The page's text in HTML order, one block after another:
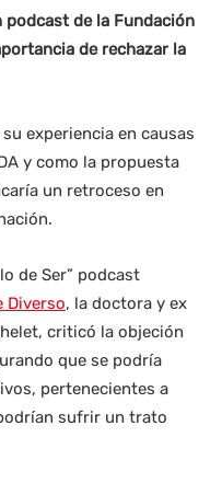
de la Fundación
de rechazar la
experiencia en causas
y como la propuesta
un retroceso en
de Ser” podcast
Diverso, la doctora y ex
criticó la objeción
que se podría
pertenecientes a
sufrir un trato